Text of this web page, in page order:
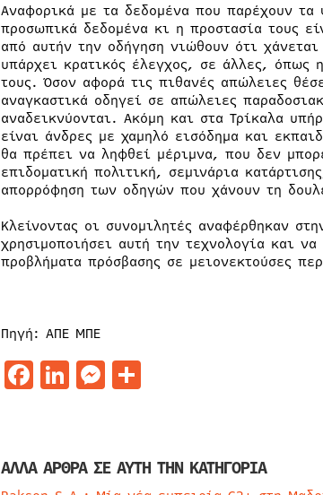
Αναφορικά με τα δεδομένα που παρέχουν
προσωπικά δεδομένα κι η προστασία τους
από αυτήν την οδήγηση νιώθουν ότι
υπάρχει κρατικός έλεγχος, σε άλλες, όπως
τους. Όσον αφορά τις πιθανές απώλειες
αναγκαστικά οδηγεί σε απώλειες
αναδεικνύονται. Ακόμη και στα Τρίκαλα
είναι άνδρες με χαμηλό εισόδημα και
θα πρέπει να ληφθεί μέριμνα, που δεν
επιδοματική πολιτική, σεμινάρια
απορρόφηση των οδηγών που χάνουν τη
Κλείνοντας οι συνομιλητές αναφέρθηκαν
χρησιμοποιήσει αυτή την τεχνολογία και
προβλήματα πρόσβασης σε μειονεκτούσες
Πηγή: ΑΠΕ ΜΠΕ
Facebook
LinkedIn
Messenger
Μοιραστείτε
ΑΛΛΑ ΑΡΘΡΑ ΣΕ ΑΥΤΗ ΤΗΝ ΚΑΤΗΓΟΡΙΑ